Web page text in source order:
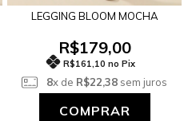
LEGGING BLOOM MOCHA
R$179,00
R$161,10 no Pix
8x de R$22,38sem juros
COMPRAR